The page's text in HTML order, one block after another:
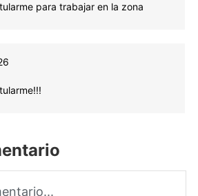
para trabajar en la zona